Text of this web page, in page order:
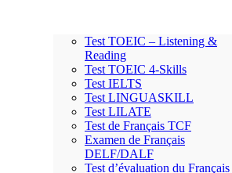
Test TOEIC – Listening &
Reading
Test TOEIC 4-Skills
Test IELTS
Test LINGUASKILL
Test LILATE
Test de Français TCF
Examen de Français
DELF/DALF
Test d’évaluation du Français